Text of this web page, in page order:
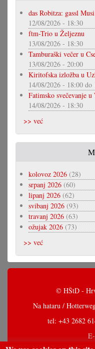
das Robitza: gassl
12/08/2026 - 18:30
ftm-Trio u Željeznu
13/08/2026 - 18:30
Tamburaški večer u
13/08/2026 - 20:00
Kiritofska izložba u
14/08/2026 - 18:00 do
Fatimsko svečevanje
14/08/2026 - 18:30
>> već
kolovoz 2026 (28)
srpanj 2026 (60)
lipanj 2026 (62)
svibanj 2026 (93)
travanj 2026 (63)
ožujak 2026 (73)
>> već
© HŠtD -
Na hataru /
tel: +43 2682